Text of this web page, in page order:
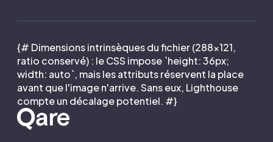
{# Dimensions intrinsèques du fichier (288×121,
ratio conservé) : le CSS impose `height: 36px;
width: auto`, mais les attributs réservent la place
avant que l'image n'arrive. Sans eux, Lighthouse
compte un décalage potentiel. #}